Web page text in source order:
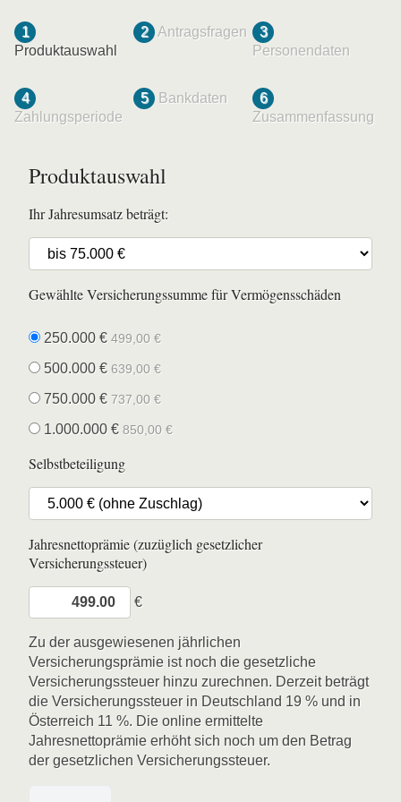
1
Produktauswahl
2 Antragsfragen
3
Personendaten
4
Zahlungsperiode
5 Bankdaten
6
Zusammenfassung
Produktauswahl
Ihr Jahresumsatz beträgt:
Gewählte Versicherungssumme für Vermögensschäden
250.000 € 499,00 €
500.000 € 639,00 €
750.000 € 737,00 €
1.000.000 € 850,00 €
Selbstbeteiligung
Jahresnettoprämie (zuzüglich gesetzlicher
Versicherungssteuer)
€
Zu der ausgewiesenen jährlichen
Versicherungsprämie ist noch die gesetzliche
Versicherungssteuer hinzu zurechnen. Derzeit beträgt
die Versicherungssteuer in Deutschland 19 % und in
Österreich 11 %. Die online ermittelte
Jahresnettoprämie erhöht sich noch um den Betrag
der gesetzlichen Versicherungssteuer.